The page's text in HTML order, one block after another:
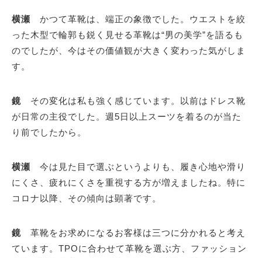
横瀬 かつて革靴は、端正の象徴でした。ウエストを絞
った木型で輪郭も鋭く見せる革靴は“男の美学”を語るも
のでしたが、今はその価値観が大きく変わった気がしま
す。
鏡 その変化は私も強く感じています。以前はドレス靴
が日常の主役でした。週5日以上スーツを着るのが当た
り前でしたから。
横瀬 今は見た目で選ぶというよりも、履き心地や滑り
にくさ、疲れにくさを重視する方が増えましたね。特に
コロナ以降、その傾向は顕著です。
鏡 革靴をお求めになるお客様は三つに分かれると考え
ています。TPOに合わせて革靴を選ぶ方、ファッション